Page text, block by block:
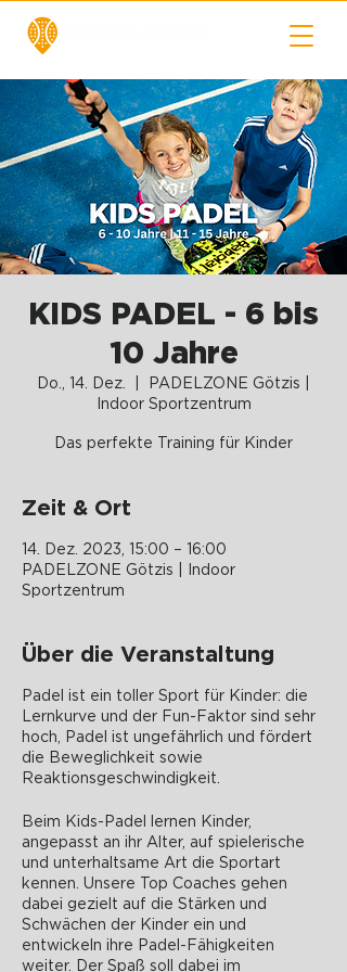
KIDS PADEL - 6 bis
10 Jahre
Do., 14. Dez.
PADELZONE Götzis |
Indoor Sportzentrum
Das perfekte Training für Kinder
Zeit & Ort
14. Dez. 2023, 15:00 – 16:00
PADELZONE Götzis | Indoor
Sportzentrum
Über die Veranstaltung
Padel ist ein toller Sport für Kinder: die
Lernkurve und der Fun-Faktor sind sehr
hoch, Padel ist ungefährlich und fördert
die Beweglichkeit sowie
Reaktionsgeschwindigkeit.
Beim Kids-Padel lernen Kinder,
angepasst an ihr Alter, auf spielerische
und unterhaltsame Art die Sportart
kennen. Unsere Top Coaches gehen
dabei gezielt auf die Stärken und
Schwächen der Kinder ein und
entwickeln ihre Padel-Fähigkeiten
weiter. Der Spaß soll dabei im